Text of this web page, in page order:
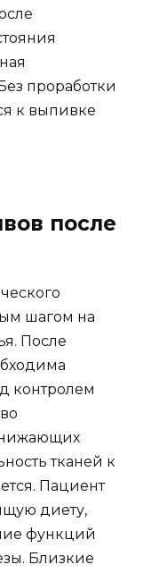
проработки
к выпивке
после
шагом на
После
контролем
тканей к
Пациент
диету,
функций
Близкие